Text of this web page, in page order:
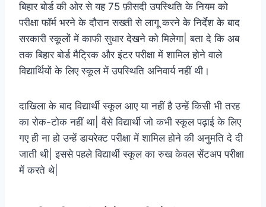
बिहार बोर्ड की ओर से यह 75 फ़ीसदी उपस्थिति के नियम को
परीक्षा फॉर्म भरने के दौरान सख्ती से लागू करने के निर्देश के बाद
सरकारी स्कूलों में काफी सुधार देखने को मिलेगा| बता दे कि अब
तक बिहार बोर्ड मैट्रिक और इंटर परीक्षा में शामिल होने वाले
विद्यार्थियों के लिए स्कूल में उपस्थिति अनिवार्य नहीं थी।
दाखिला के बाद विद्यार्थी स्कूल आए या नहीं है उन्हें किसी भी तरह
का रोक-टोक नहीं था| वैसे विद्यार्थी जो कभी स्कूल पढ़ाई के लिए
गए ही ना हो उन्हें डायरेक्ट परीक्षा में शामिल होने की अनुमति दे दी
जाती थी| इससे पहले विद्यार्थी स्कूल का रुख केवल सेंटअप परीक्षा
में करते थे|